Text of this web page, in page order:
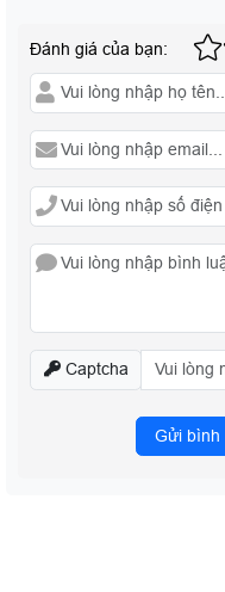
Đánh giá của bạn:
Captcha
Gửi bình